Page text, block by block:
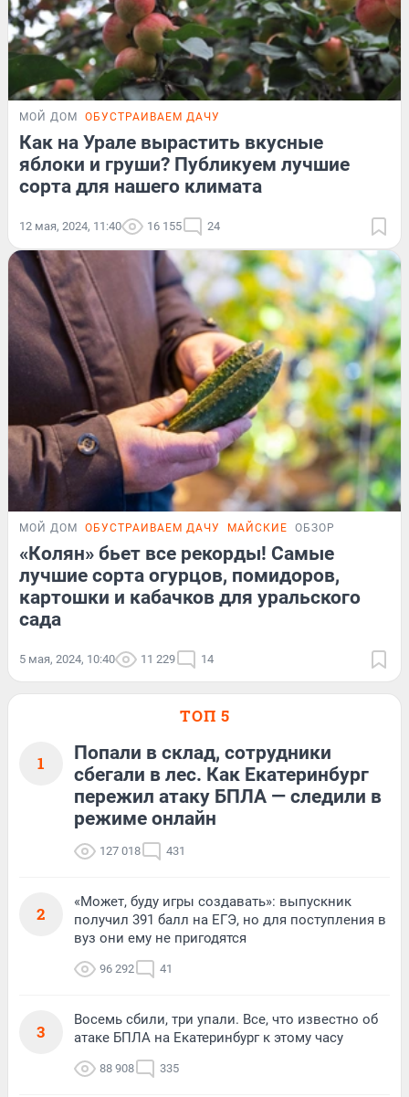
МОЙ ДОМ ОБУСТРАИВАЕМ ДАЧУ
Как на Урале вырастить вкусные
яблоки и груши? Публикуем лучшие
сорта для нашего климата
12 мая, 2024, 11:40 16 155 24
МОЙ ДОМ ОБУСТРАИВАЕМ ДАЧУ МАЙСКИЕ ОБЗОР
«Колян» бьет все рекорды! Самые
лучшие сорта огурцов, помидоров,
картошки и кабачков для уральского
сада
5 мая, 2024, 10:40 11 229 14
ТОП 5
1
Попали в склад, сотрудники
сбегали в лес. Как Екатеринбург
пережил атаку БПЛА — следили в
режиме онлайн
127 018 431
2
«Может, буду игры создавать»: выпускник
получил 391 балл на ЕГЭ, но для поступления в
вуз они ему не пригодятся
96 292 41
3
Восемь сбили, три упали. Все, что известно об
атаке БПЛА на Екатеринбург к этому часу
88 908 335